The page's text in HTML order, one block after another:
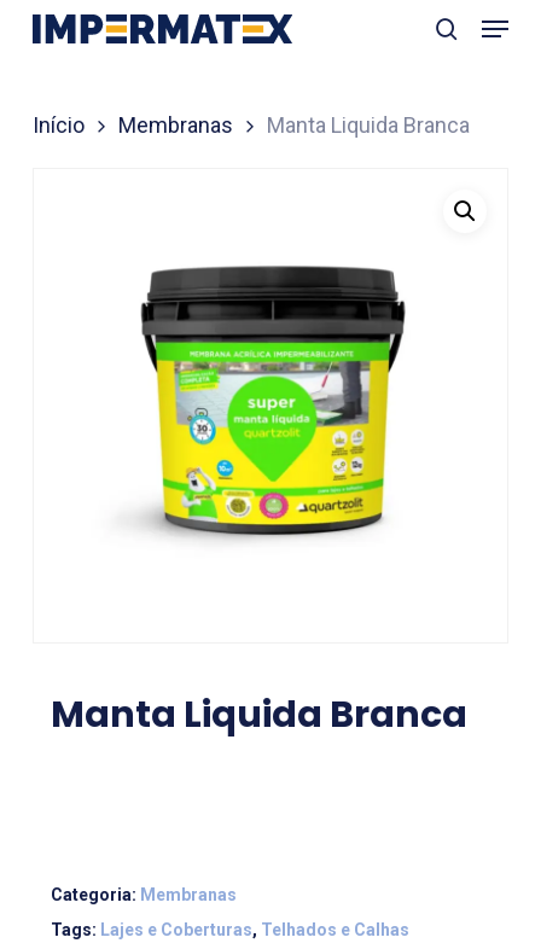
Skip
content
Menu
Início Membranas Manta Liquida Branca
Manta Liquida Branca
Categoria: Membranas
Tags: Lajes e Coberturas, Telhados e Calhas